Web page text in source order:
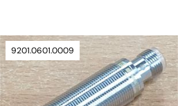
9201.0601.0009